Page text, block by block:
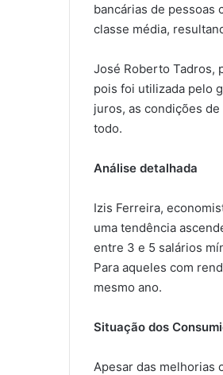
bancárias de pessoas
classe média,
José Roberto Tadros,
pois foi utilizada pelo
juros, as condições
todo.
Análise detalhada
Izis Ferreira,
uma tendência
entre 3 e 5 salários
Para aqueles com
mesmo ano.
Situação dos
Apesar das melhorias